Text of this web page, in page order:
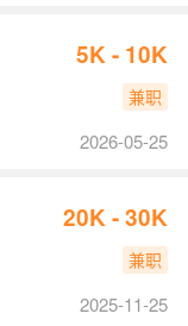
5K - 10K
兼职
2026-05-25
20K - 30K
兼职
2025-11-25